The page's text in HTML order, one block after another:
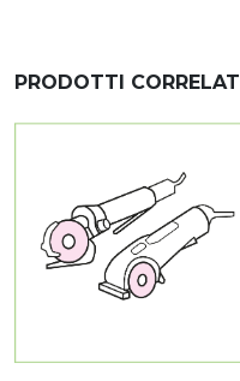
PRODOTTI CORRELATI